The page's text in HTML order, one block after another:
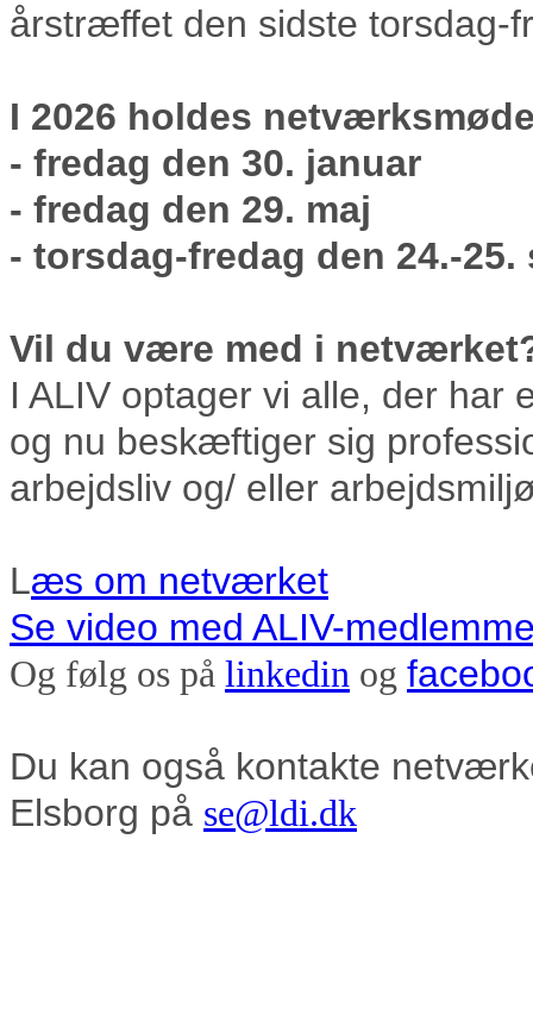
årstræffet den sidste torsdag-
I 2026 holdes
- fredag den 30. januar
- fredag den 29. maj
- torsdag-fredag den 24.-25.
Vil du være med i
I ALIV optager vi alle, der har
og nu beskæftiger sig
arbejdsliv og/ eller
Læs om netværket
Se video med ALIV-
Og følg os på linkedin og
Du kan også kontakte
Elsborg på se@ldi.dk